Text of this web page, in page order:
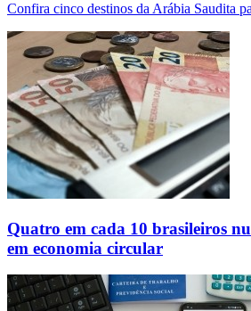
Confira cinco destinos da Arábia Saudita
Quatro em cada 10 brasileiros
em economia circular